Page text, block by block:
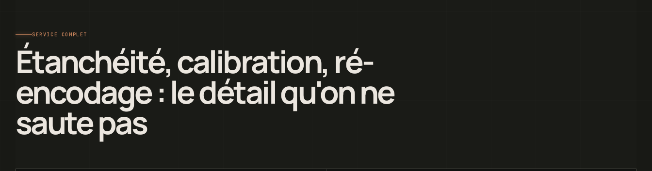
SERVICE COMPLET
Étanchéité, calibration, ré-
encodage : le détail qu'on ne
saute pas